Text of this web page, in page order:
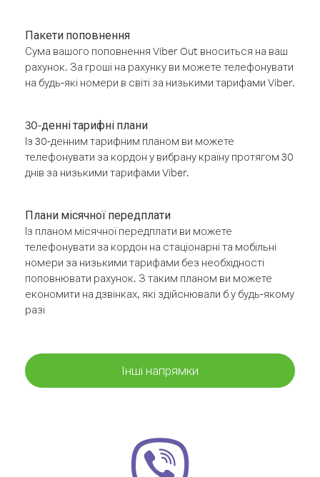
Пакети поповнення
Сума вашого поповнення Viber Out вноситься на ваш
рахунок. За гроші на рахунку ви можете телефонувати
на будь-які номери в світі за низькими тарифами Viber.
30-денні тарифні плани
Із 30-денним тарифним планом ви можете
телефонувати за кордон у вибрану країну протягом 30
днів за низькими тарифами Viber.
Плани місячної передплати
Із планом місячної передплати ви можете
телефонувати за кордон на стаціонарні та мобільні
номери за низькими тарифами без необхідності
поповнювати рахунок. З таким планом ви можете
економити на дзвінках, які здійснювали б у будь-якому
разі
Інші напрямки